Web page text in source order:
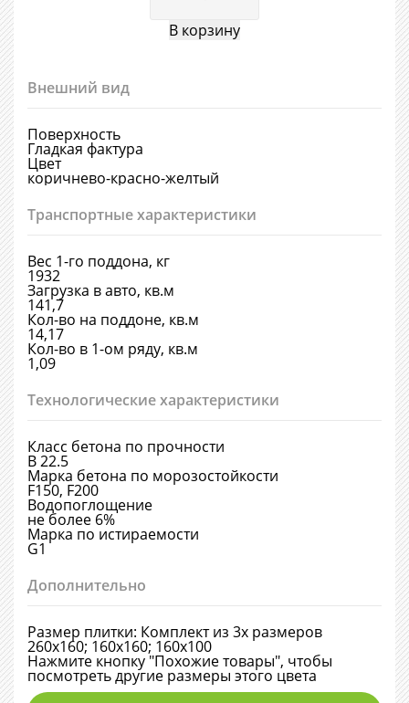
Внешний вид
Поверхность
Гладкая фактура
Цвет
коричнево-красно-желтый
Транспортные характеристики
Вес 1-го поддона, кг
1932
Загрузка в авто, кв.м
141,7
Кол-во на поддоне, кв.м
14,17
Кол-во в 1-ом ряду, кв.м
1,09
Технологические характеристики
Класс бетона по прочности
B 22.5
Марка бетона по морозостойкости
F150, F200
Водопоглощение
не более 6%
Марка по истираемости
G1
Дополнительно
Размер плитки: Комплект из 3х размеров
260х160; 160х160; 160х100
Нажмите кнопку "Похожие товары", чтобы
посмотреть другие размеры этого цвета